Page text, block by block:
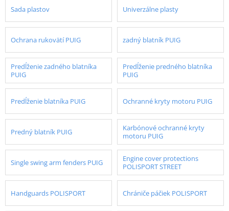
Sada plastov Univerzálne plasty
Ochrana rukovätí PUIG zadný blatník PUIG
Predĺženie zadného blatníka
PUIG
Predĺženie predného blatníka
PUIG
Predĺženie blatníka PUIG Ochranné kryty motoru PUIG
Predný blatník PUIG
Karbónové ochranné kryty
motoru PUIG
Single swing arm fenders PUIG
Engine cover protections
POLISPORT STREET
Handguards POLISPORT Chrániče páčiek POLISPORT